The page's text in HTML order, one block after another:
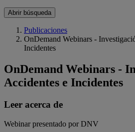
Abrir búsqueda
Publicaciones
OnDemand Webinars -
Incidentes
OnDemand Webinars -
Accidentes e Incidentes
Leer acerca de
Webinar presentado por DNV